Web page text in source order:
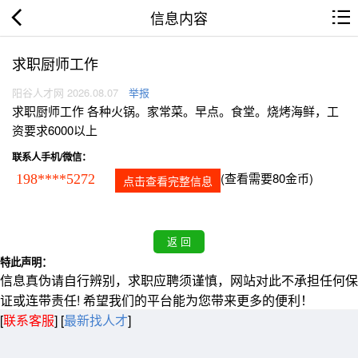
信息内容
求职厨师工作
阳谷人才网 2026.08.07 举报
求职厨师工作 各种火锅。家常菜。早点。食堂。烧烤海鲜，工
资要求6000以上
联系人手机/微信：
198****5272 点击查看完整信息 (查看需要80金币)
特此声明：
信息真伪请自行辨别，求职应聘须谨慎，网站对此不承担任何保
证或连带责任! 希望我们的平台能为您带来更多的便利！
[联系客服] [最新找人才]